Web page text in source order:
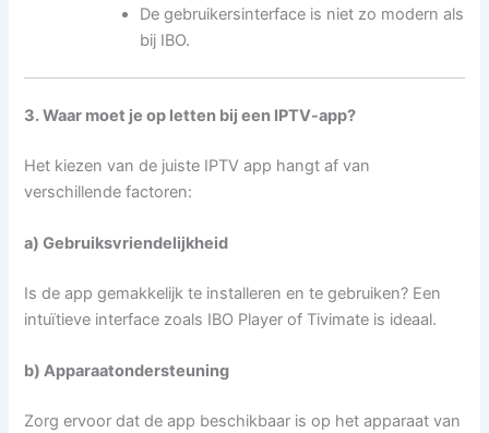
De gebruikersinterface is niet zo modern als
bij IBO.
3. Waar moet je op letten bij een IPTV-app?
Het kiezen van de juiste IPTV app hangt af van
verschillende factoren:
a) Gebruiksvriendelijkheid
Is de app gemakkelijk te installeren en te gebruiken? Een
intuïtieve interface zoals IBO Player of Tivimate is ideaal.
b) Apparaatondersteuning
Zorg ervoor dat de app beschikbaar is op het apparaat van